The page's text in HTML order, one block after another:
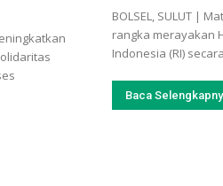
BOLSEL, SULUT |
rangka merayakan
Indonesia (RI)
Baca